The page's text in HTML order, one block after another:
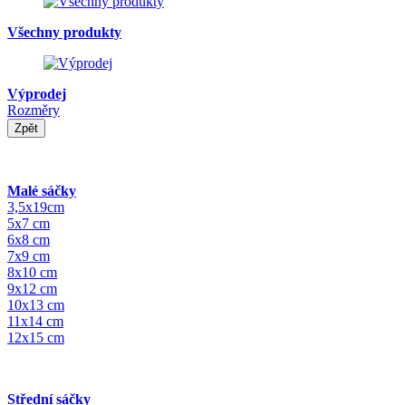
Všechny produkty
Výprodej
Rozměry
Zpět
Malé sáčky
3,5x19cm
5x7 cm
6x8 cm
7x9 cm
8x10 cm
9x12 cm
10x13 cm
11x14 cm
12x15 cm
Střední sáčky